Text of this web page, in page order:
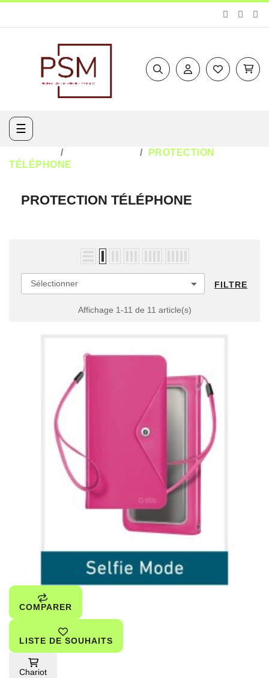
Basculer
la
navigation
☰
PROTECTION
TÉLÉPHONE
PROTECTION TÉLÉPHONE
Sélectionner  FILTRE
Affichage 1-11 de 11 article(s)
COMPARER
LISTE DE SOUHAITS
Chariot